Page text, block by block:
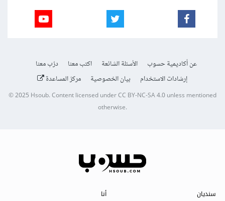
عن أكاديمية حسوب الأسئلة الشائعة اكتب معنا
درّب معنا
إرشادات الاستخدام
بيان الخصوصية مركز المساعدة
© 2025Hsoub.Content licensed underCC BY-NC-SA 4.0unless mentioned
otherwise.